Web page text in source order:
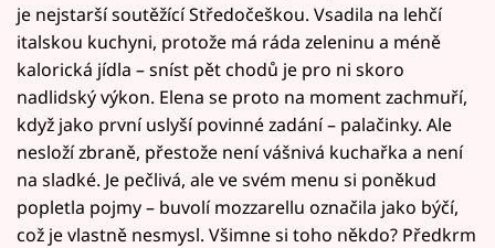
je nejstarší soutěžící Středočeškou. Vsadila na lehčí
italskou kuchyni, protože má ráda zeleninu a méně
kalorická jídla – sníst pět chodů je pro ni skoro
nadlidský výkon. Elena se proto na moment zachmuří,
když jako první uslyší povinné zadání – palačinky. Ale
nesloží zbraně, přestože není vášnivá kuchařka a není
na sladké. Je pečlivá, ale ve svém menu si poněkud
popletla pojmy – buvolí mozzarellu označila jako býčí,
což je vlastně nesmysl. Všimne si toho někdo? Předkrm